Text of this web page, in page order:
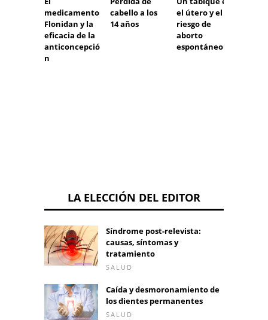
medicamento
Flonidan y la
eficacia de la
anticoncepció
n
cabello a los
14 años
el útero y el
riesgo de
aborto
espontáneo
LA ELECCIÓN DEL EDITOR
Síndrome post-relevista:
causas, síntomas y
tratamiento
SALUD
Caída y desmoronamiento de
los dientes permanentes
SALUD